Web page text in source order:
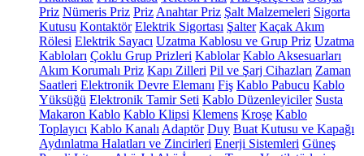
Priz Nümeris Priz Priz Anahtar Priz Şalt Malzemeleri Sigorta
Kutusu Kontaktör Elektrik Sigortası Şalter Kaçak Akım
Rölesi Elektrik Sayacı Uzatma Kablosu ve Grup Priz Uzatma
Kabloları Çoklu Grup Prizleri Kablolar Kablo Aksesuarları
Akım Korumalı Priz Kapı Zilleri Pil ve Şarj Cihazları Zaman
Saatleri Elektronik Devre Elemanı Fiş Kablo Pabucu Kablo
Yüksüğü Elektronik Tamir Seti Kablo Düzenleyiciler Susta
Makaron Kablo Kablo Klipsi Klemens Kroşe Kablo
Toplayıcı Kablo Kanalı Adaptör Duy Buat Kutusu ve Kapağı
Aydınlatma Halatları ve Zincirleri Enerji Sistemleri Güneş